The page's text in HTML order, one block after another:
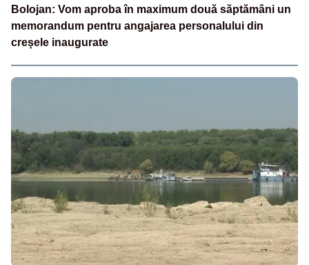
Bolojan: Vom aproba în maximum două săptămâni un
memorandum pentru angajarea personalului din
creșele inaugurate